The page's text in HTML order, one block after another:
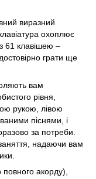
виразний
охоплює
61 клавішею –
грати ще
вам
рівня,
рукою, лівою
піснями, і
за потреби.
надаючи вам
акорду),